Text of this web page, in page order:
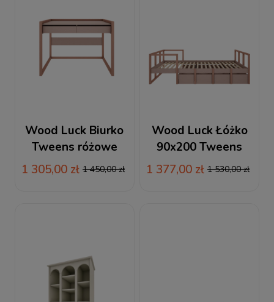
Wood Luck Biurko
Tweens różowe
1 305,00 zł 1 450,00 zł
Wood Luck Łóżko
90x200 Tweens
różowe
1 377,00 zł 1 530,00 zł